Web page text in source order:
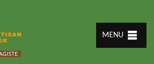
MENU